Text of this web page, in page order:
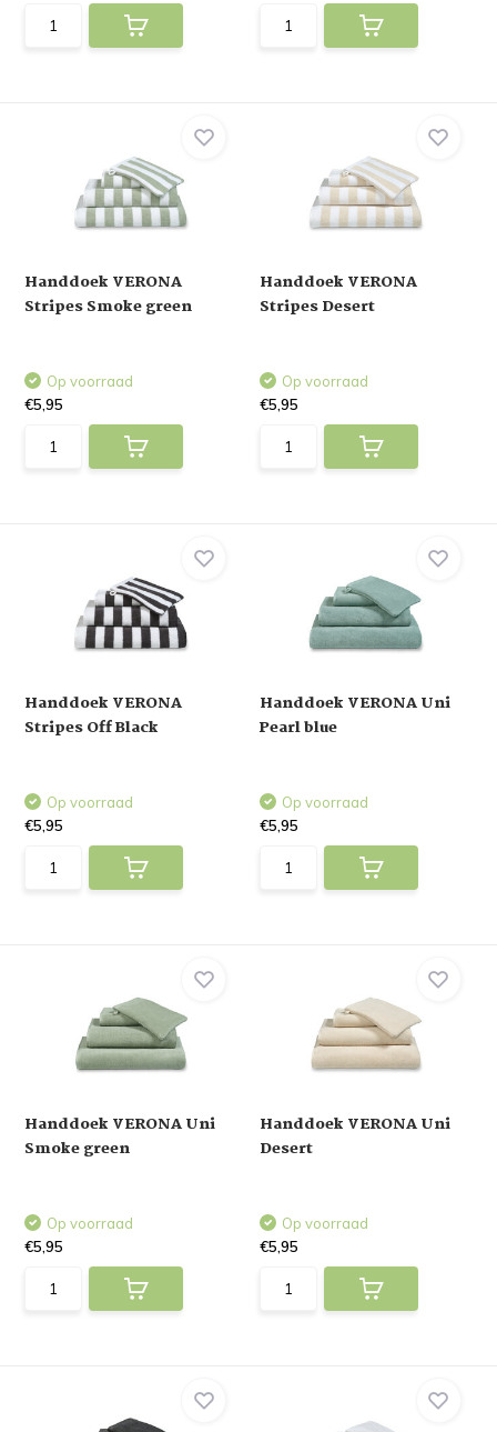
Handdoek VERONA
Stripes Smoke green
Op voorraad
€5,95
Handdoek VERONA
Stripes Desert
Op voorraad
€5,95
Handdoek VERONA
Stripes Off Black
Op voorraad
€5,95
Handdoek VERONA Uni
Pearl blue
Op voorraad
€5,95
Handdoek VERONA Uni
Smoke green
Op voorraad
€5,95
Handdoek VERONA Uni
Desert
Op voorraad
€5,95